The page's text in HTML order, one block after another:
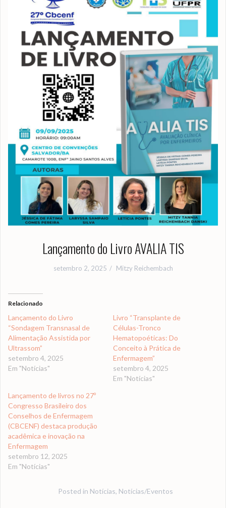
Lançamento do Livro AVALIA TIS
setembro 2, 2025 Mitzy Reichembach
Relacionado
Lançamento do Livro
“Sondagem Transnasal de
Alimentação Assistida por
Ultrassom”
setembro 4, 2025
Em "Notícias"
Livro “Transplante de
Células-Tronco
Hematopoéticas: Do
Conceito à Prática de
Enfermagem”
setembro 4, 2025
Em "Notícias"
Lançamento de livros no 27º
Congresso Brasileiro dos
Conselhos de Enfermagem
(CBCENF) destaca produção
acadêmica e inovação na
Enfermagem
setembro 12, 2025
Em "Notícias"
Posted in Notícias, Notícias/Eventos